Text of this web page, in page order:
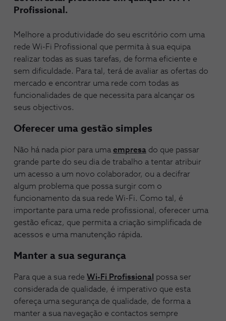
Profissional.
Melhore a produtividade do seu escritório com uma
rede Wi-Fi Profissional que permita à sua equipa
realizar todas as suas tarefas, de forma eficiente e
sem dificuldade. Para tal, terá de avaliar as ofertas do
mercado e encontrar uma rede com todas as
funcionalidades de que necessita para alcançar os
seus objectivos.
Oferecer uma gestão simples
Não há nada pior para uma empresa do que passar
grande parte do seu dia de trabalho a tentar atribuir
um acesso a um novo colaborador, ou a decifrar
algum problema que possa surgir com o
funcionamento da sua rede Wi-Fi. Como tal, é
importante para uma rede profissional, oferecer uma
gestão eficaz, que permita a criação simplificada de
acessos e uma manutenção rápida.
Manter a sua segurança
Para que a sua rede Wi-Fi Profissional
possa ser
considerada de qualidade, é imperativo que esta
ofereça uma segurança de qualidade, de forma a
manter a sua navegação e contactos sempre